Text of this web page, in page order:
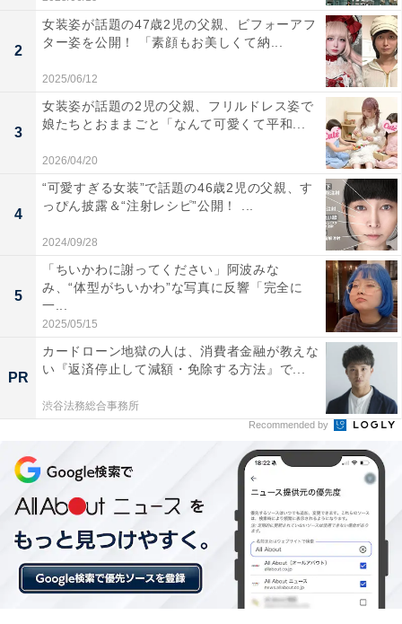
2
女装姿が話題の47歳2児の父親、ビフォーアフ
ター姿を公開！ 「素顔もお美しくて納...
2025/06/12
3
女装姿が話題の2児の父親、フリルドレス姿で
娘たちとおままごと「なんて可愛くて平和...
2026/04/20
4
“可愛すぎる女装”で話題の46歳2児の父親、す
っぴん披露＆“注射レシピ”公開！ ...
2024/09/28
5
「ちいかわに謝ってください」阿波みな
み、“体型がちいかわ”な写真に反響「完全に
一...
2025/05/15
PR
カードローン地獄の人は、消費者金融が教えな
い『返済停止して減額・免除する方法』で...
渋谷法務総合事務所
Recommended by